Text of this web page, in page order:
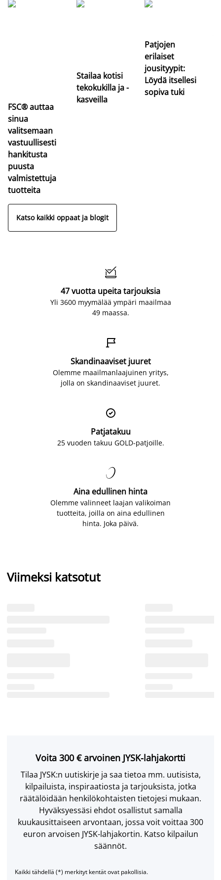
FSC® auttaa
sinua
valitsemaan
vastuullisesti
hankitusta
puusta
valmistettuja
tuotteita
Stailaa kotisi
tekokukilla ja -
kasveilla
Patjojen
erilaiset
jousityypit:
Löydä itsellesi
sopiva tuki
Katso kaikki oppaat ja blogit

47 vuotta upeita tarjouksia
Yli 3600 myymälää ympäri maailmaa
49 maassa.

Skandinaaviset juuret
Olemme maailmanlaajuinen yritys,
jolla on skandinaaviset juuret.

Patjatakuu
25 vuoden takuu GOLD-patjoille.

Aina edullinen hinta
Olemme valinneet laajan valikoiman
tuotteita, joilla on aina edullinen
hinta. Joka päivä.
Viimeksi katsotut
Voita 300 € arvoinen JYSK-lahjakortti
Tilaa JYSK:n uutiskirje ja saa tietoa mm. uutisista,
kilpailuista, inspiraatiosta ja tarjouksista, jotka
räätälöidään henkilökohtaisten tietojesi mukaan.
Hyväksyessäsi ehdot osallistut samalla
kuukausittaiseen arvontaan, jossa voit voittaa 300
euron arvoisen JYSK-lahjakortin. Katso kilpailun
säännöt.
Kaikki tähdellä (*) merkityt kentät ovat pakollisia.